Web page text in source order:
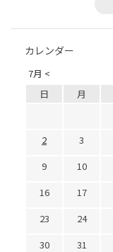
カレンダー
7月 <
日 月
2
3
9
10
16
17
23
24
30
31